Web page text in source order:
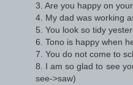
3. Are you happy on
4. My dad was working
5. You look so tidy
6. Tono is happy when
7. You do not come to
8. I am so glad to see
see->saw)